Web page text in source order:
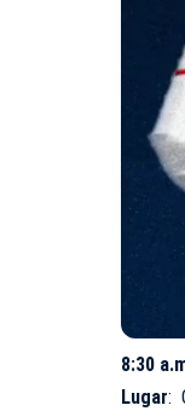
8:30
Lugar: